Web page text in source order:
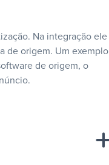
Na integração ele
de origem. Um exemplo
de origem, o